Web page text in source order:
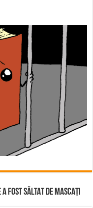
FOST SĂLTAT DE MASCAȚI